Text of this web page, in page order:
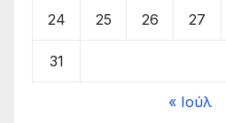
24 25 26 27
31
« Ιούλ